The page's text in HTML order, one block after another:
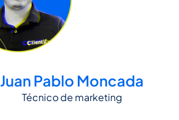
Juan Pablo Moncada
Técnico de marketing